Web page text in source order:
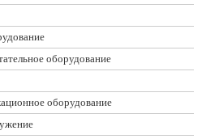
оборудование
оборудование